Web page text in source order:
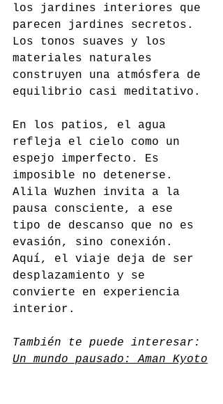
los jardines interiores que
parecen jardines secretos.
Los tonos suaves y los
materiales naturales
construyen una atmósfera de
equilibrio casi meditativo.
En los patios, el agua
refleja el cielo como un
espejo imperfecto. Es
imposible no detenerse.
Alila Wuzhen invita a la
pausa consciente, a ese
tipo de descanso que no es
evasión, sino conexión.
Aquí, el viaje deja de ser
desplazamiento y se
convierte en experiencia
interior.
También te puede interesar:
Un mundo pausado: Aman Kyoto